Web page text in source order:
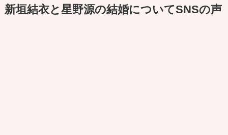
新垣結衣と星野源の結婚についてSNSの声